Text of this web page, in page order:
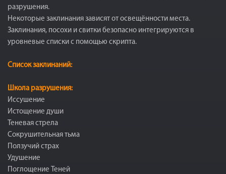
разрушения.
Некоторые заклинания зависят от освещённости места.
Заклинания, посохи и свитки безопасно интегрируются в
уровневые списки с помощью скрипта.
Список заклинаний:
Школа разрушения:
Иссушение
Истощение души
Теневая стрела
Сокрушительная тьма
Ползучий страх
Удушение
Поглощение Теней